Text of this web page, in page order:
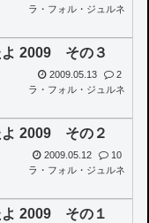
ラ・フォル・ジュルネ
よ 2009 その３
2009.05.13
2
ラ・フォル・ジュルネ
よ 2009 その２
2009.05.12
10
ラ・フォル・ジュルネ
よ 2009 その１